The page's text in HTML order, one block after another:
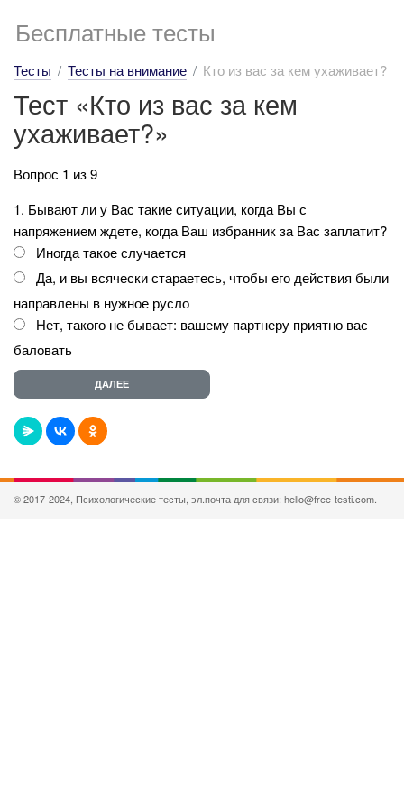
Бесплатные тесты
Тесты Тесты на внимание Кто из вас за кем ухаживает?
Тест «Кто из вас за кем
ухаживает?»
Вопрос 1 из 9
1. Бывают ли у Вас такие ситуации, когда Вы с
напряжением ждете, когда Ваш избранник за Вас заплатит?
Иногда такое случается
Да, и вы всячески стараетесь, чтобы его действия были
направлены в нужное русло
Нет, такого не бывает: вашему партнеру приятно вас
баловать
© 2017-2024, Психологические тесты, эл.почта для связи: hello@free-testi.com.